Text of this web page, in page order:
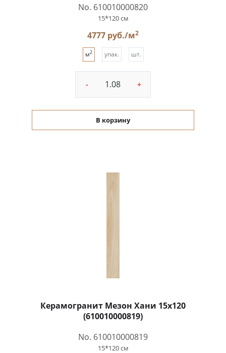
No. 610010000820
15*120 см
4777 руб./м2
м2 упак. шт.
- +
В корзину
Керамогранит Мезон Хани 15x120
(610010000819)
No. 610010000819
15*120 см